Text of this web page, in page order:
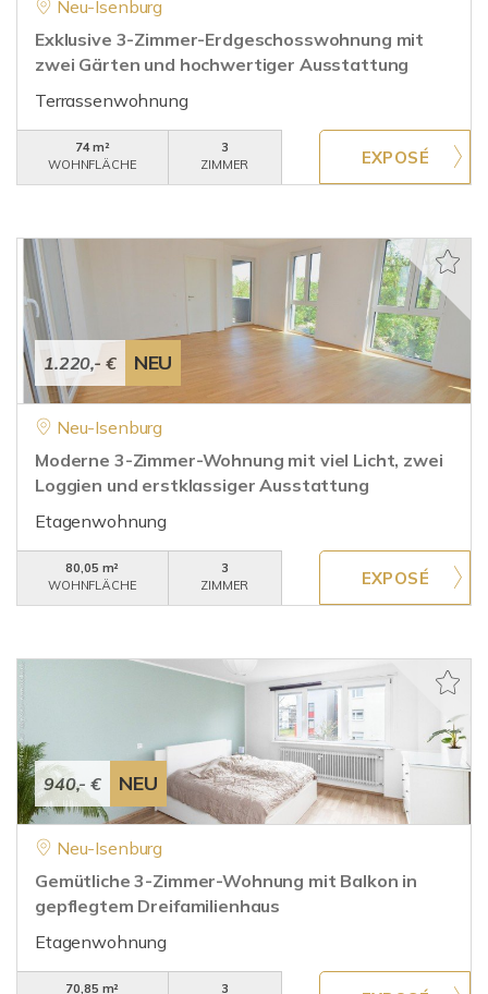
Neu-Isenburg
Exklusive 3-Zimmer-Erdgeschosswohnung mit
zwei Gärten und hochwertiger Ausstattung
Terrassenwohnung
74 m²
WOHNFLÄCHE
3
ZIMMER
1.220,- € NEU
Neu-Isenburg
Moderne 3-Zimmer-Wohnung mit viel Licht, zwei
Loggien und erstklassiger Ausstattung
Etagenwohnung
80,05 m²
WOHNFLÄCHE
3
ZIMMER
940,- € NEU
Neu-Isenburg
Gemütliche 3-Zimmer-Wohnung mit Balkon in
gepflegtem Dreifamilienhaus
Etagenwohnung
70,85 m² 3